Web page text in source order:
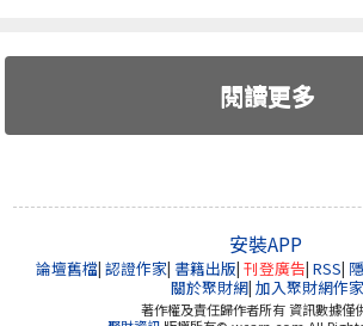
閱讀更多
安裝APP
論壇舊檔| 認證作家| 書籍出版| 刊登廣告| RSS|
關於聚財網| 加入聚財網作家
著作權及責任歸作者所有 資訊數據僅